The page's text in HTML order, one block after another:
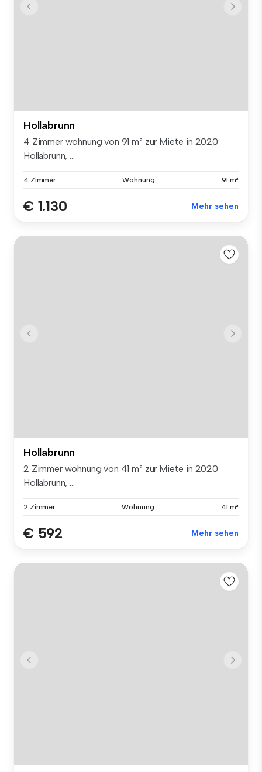
Hollabrunn
4 Zimmer wohnung von 91 m² zur Miete in 2020
Hollabrunn, ...
4 Zimmer Wohnung 91 m²
€ 1.130 Mehr sehen
Hollabrunn
2 Zimmer wohnung von 41 m² zur Miete in 2020
Hollabrunn, ...
2 Zimmer Wohnung 41 m²
€ 592 Mehr sehen